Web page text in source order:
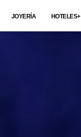
JOYERÍA HOTELES+